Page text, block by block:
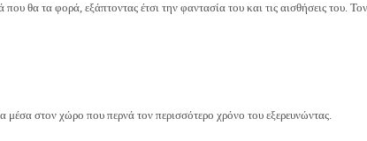
θα τα φορά, εξάπτοντας έτσι την φαντασία του και τις αισθήσεις του.
μέσα στον χώρο που περνά τον περισσότερο χρόνο του εξερευνώντας.